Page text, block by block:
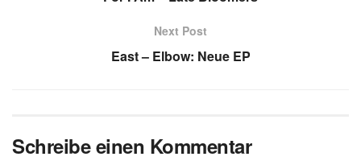
Next Post
East – Elbow: Neue EP
Schreibe einen Kommentar